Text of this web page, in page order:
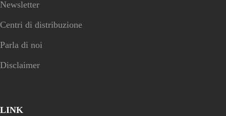
Newsletter
Centri di distribuzione
Parla di noi
Disclaimer
LINK